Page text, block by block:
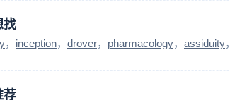
找
inception drover pharmacology assiduity
荐